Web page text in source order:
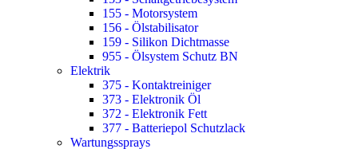
155 - Motorsystem
156 - Ölstabilisator
159 - Silikon Dichtmasse
955 - Ölsystem Schutz BN
Elektrik
375 - Kontaktreiniger
373 - Elektronik Öl
372 - Elektronik Fett
377 - Batteriepol Schutzlack
Wartungssprays